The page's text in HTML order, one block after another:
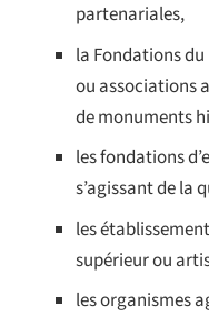
partenariales,
la Fondations
ou associations
de monuments
les fondations
s’agissant de la
les
supérieur ou
les organismes